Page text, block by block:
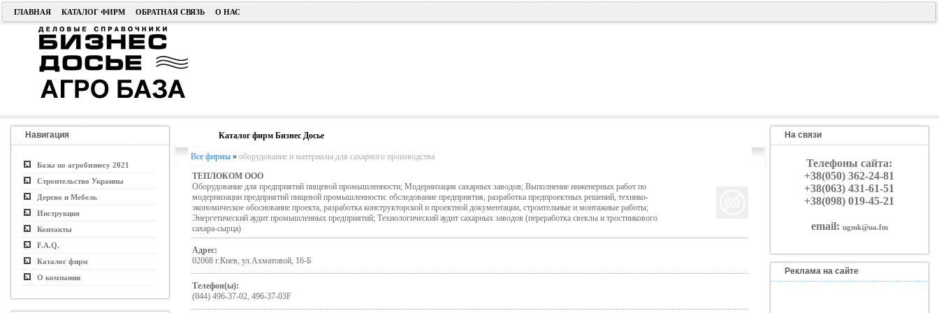
ГЛАВНАЯ КАТАЛОГ ФИРМ ОБРАТНАЯ СВЯЗЬ О НАС
Навигация
Базы по агробизнесу 2021
Строительство Украины
Дерево и Мебель
Инструкция
Контакты
F.A.Q.
Каталог фирм
О компании
Каталог фирм Бизнес Досье
Все фирмы» оборудование и материалы для сахарного производства
ТЕПЛОКОМ ООО
Оборудование для предприятий пищевой промышленности; Модернизация сахарных заводов; Выполнение инженерных работ по
модернизации предприятий пищевой промышленности: обследование предприятия, разработка предпроектных решений, технико-
экономическое обоснование проекта, разработка конструкторской и проектной документации, строительные и монтажные работы;
Энергетический аудит промышленных предприятий; Технологический аудит сахарных заводов (переработка свеклы и тростникового
сахара-сырца)
Адрес:
02068 г.Киев, ул.Ахматовой, 16-Б
Телефон(ы):
(044) 496-37-02, 496-37-03F
На связи
Телефоны сайта:
+38(050) 362-24-81
+38(063) 431-61-51
+38(098) 019-45-21
email: ugmk@ua.fm
Реклама на сайте